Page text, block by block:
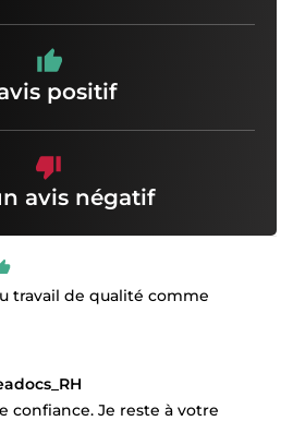
positif
avis négatif
travail de qualité comme
confiance. Je reste à votre